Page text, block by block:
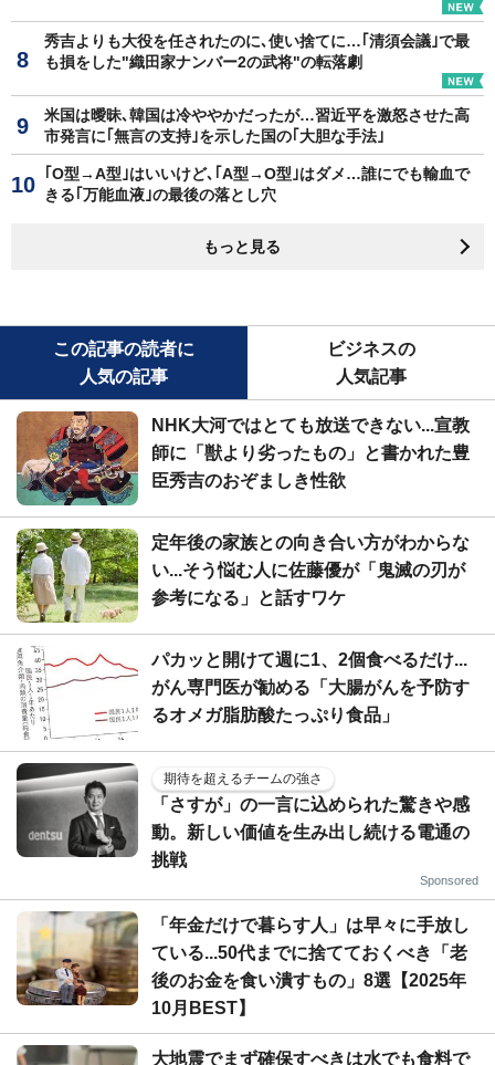
秀吉よりも大役を任されたのに､使い捨てに…｢清須会議｣で最
も損をした"織田家ナンバー2の武将"の転落劇
米国は曖昧､韓国は冷ややかだったが…習近平を激怒させた高
市発言に｢無言の支持｣を示した国の｢大胆な手法｣
｢O型→A型｣はいいけど､｢A型→O型｣はダメ…誰にでも輸血で
きる｢万能血液｣の最後の落とし穴
もっと見る
この記事の読者に
人気の記事
ビジネスの
人気記事
NHK大河ではとても放送できない...宣教
師に「獣より劣ったもの」と書かれた豊
臣秀吉のおぞましき性欲
定年後の家族との向き合い方がわからな
い...そう悩む人に佐藤優が「鬼滅の刃が
参考になる」と話すワケ
パカッと開けて週に1、2個食べるだけ...
がん専門医が勧める「大腸がんを予防す
るオメガ脂肪酸たっぷり食品」
期待を超えるチームの強さ
「さすが」の一言に込められた驚きや感
動。新しい価値を生み出し続ける電通の
挑戦
Sponsored
「年金だけで暮らす人」は早々に手放し
ている...50代までに捨てておくべき「老
後のお金を食い潰すもの」8選【2025年
10月BEST】
大地震でまず確保すべきは水でも食料で